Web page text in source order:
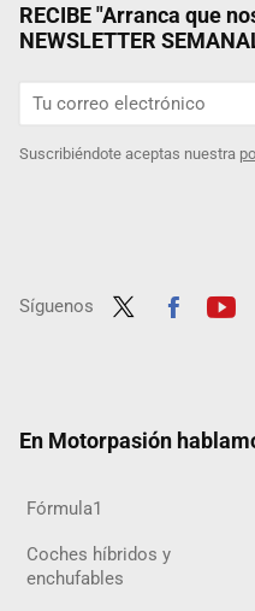
RECIBE "Arranca que
NEWSLETTER
Suscribiéndote aceptas nuestra
Síguenos
En Motorpasión
Fórmula1
Coches híbridos y
enchufables